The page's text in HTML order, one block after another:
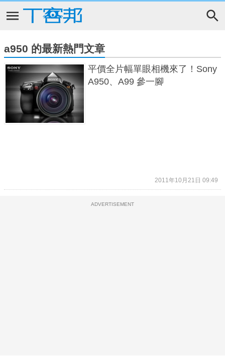
a950 的最新熱門文章
平價全片幅單眼相機來了！Sony
A950、A99 參一腳
2011年10月21日 09:49
ADVERTISEMENT